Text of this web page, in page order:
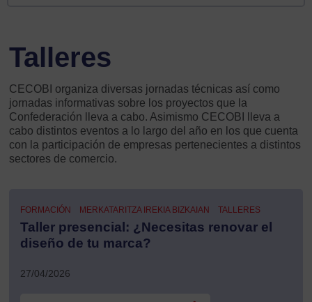
Talleres
CECOBI organiza diversas jornadas técnicas así como
jornadas informativas sobre los proyectos que la
Confederación lleva a cabo. Asimismo CECOBI lleva a
cabo distintos eventos a lo largo del año en los que cuenta
con la participación de empresas pertenecientes a distintos
sectores de comercio.
FORMACIÓN MERKATARITZA IREKIA BIZKAIAN TALLERES
Taller presencial: ¿Necesitas renovar el
diseño de tu marca?
27/04/2026